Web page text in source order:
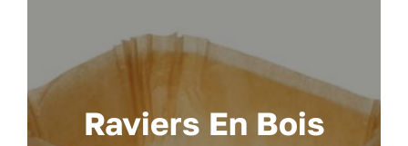
Raviers En Bois